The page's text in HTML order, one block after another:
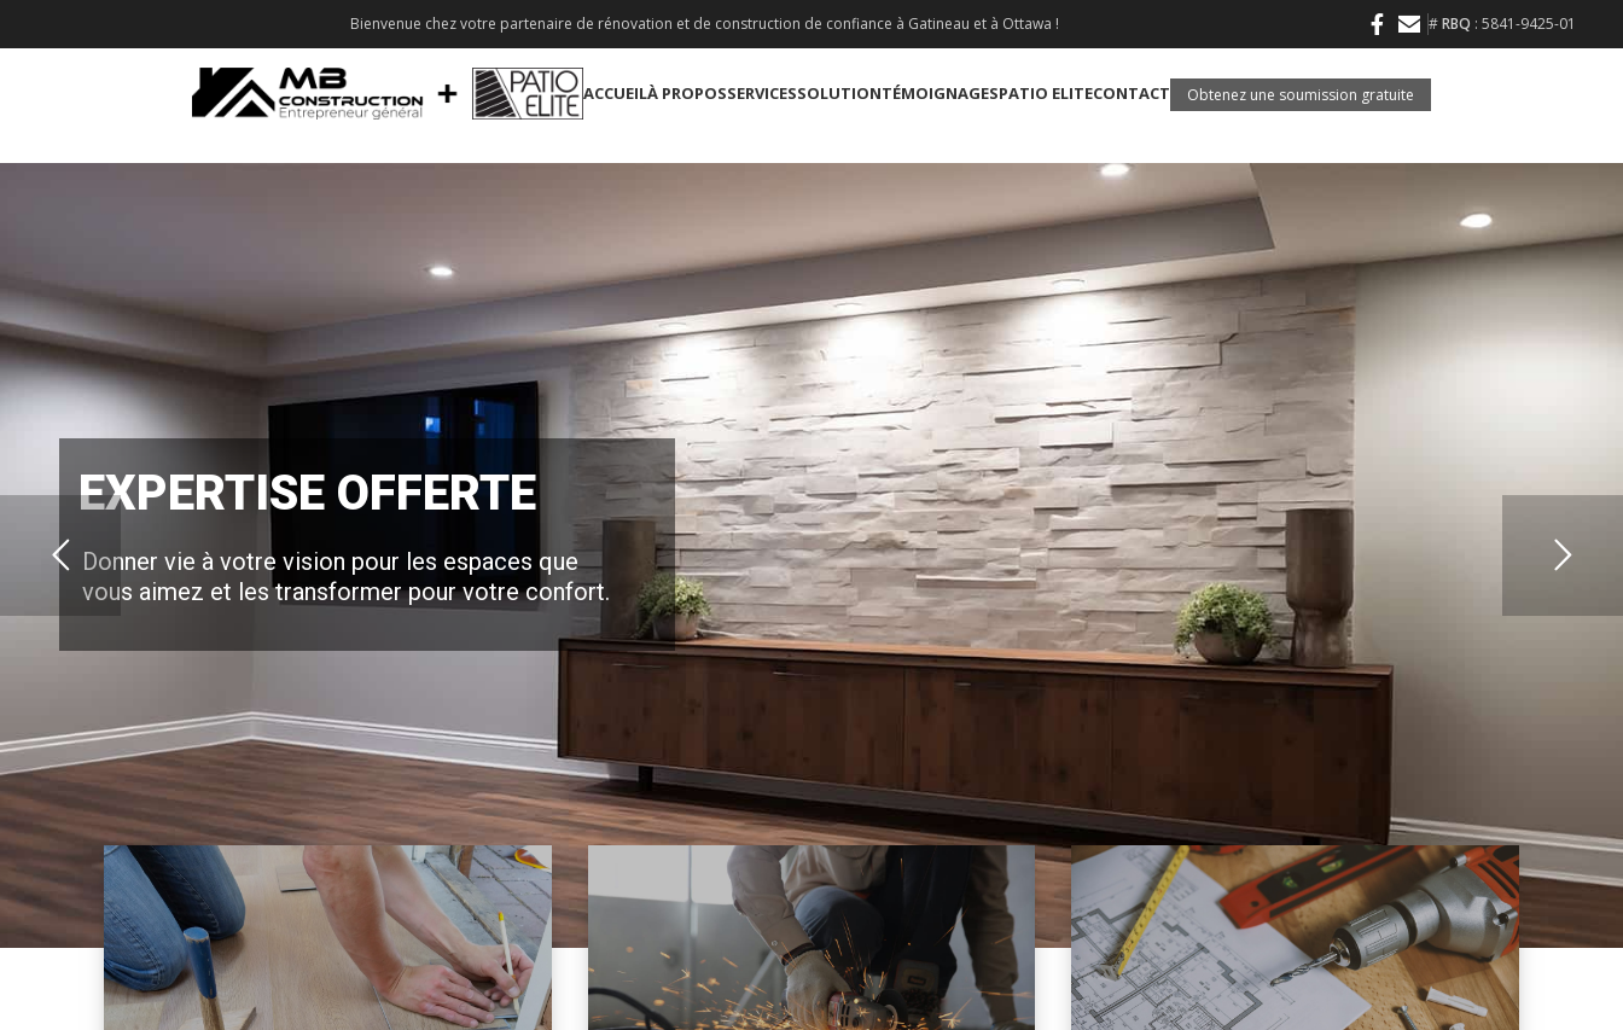
Bienvenue chez votre partenaire de rénovation et de construction de confiance à Gatineau et à Ottawa ! #RBQ : 5841-9425-01
ACCUEILÀ PROPOSSERVICESSOLUTIONTÉMOIGNAGESPATIO ELITECONTACT Obtenez une soumission gratuite
EXPERTISE OFFERTE
Donner vie à votre vision pour les espaces que
vous aimez et les transformer pour votre confort.